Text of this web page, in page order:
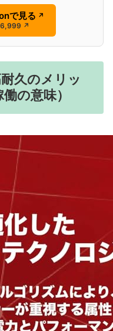
で見る ↗
↗
久のメリッ
の意味）